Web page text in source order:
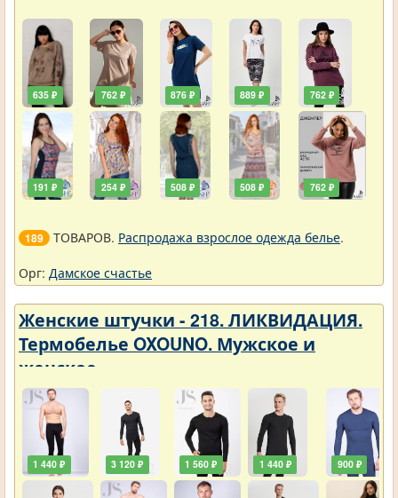
635 ₽
191 ₽
762 ₽
254 ₽
876 ₽
508 ₽
889 ₽
508 ₽
762 ₽
762 ₽
189 ТОВАРОВ. Распродажа взрослое одежда белье.
Орг: Дамское счастье
Женские штучки - 218. ЛИКВИДАЦИЯ.
Термобелье OXOUNO. Мужское и
женское
1 440 ₽ 3 120 ₽ 1 560 ₽ 1 440 ₽ 900 ₽